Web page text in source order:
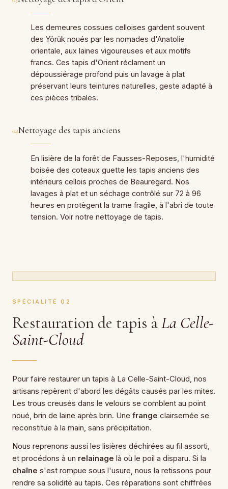
Les demeures cossues celloises gardent souvent
des Yörük noués par les nomades d'Anatolie
orientale, aux laines vigoureuses et aux motifs
francs. Ces tapis d'Orient réclament un
dépoussiérage profond puis un lavage à plat
préservant leurs teintures naturelles, geste adapté à
ces pièces tribales.
04Nettoyage des tapis anciens
En lisière de la forêt de Fausses-Reposes, l'humidité
boisée des coteaux guette les tapis anciens des
intérieurs cellois proches de Beauregard. Nos
lavages à plat et un séchage contrôlé sur 72 à 96
heures en protègent la trame fragile, à l'abri de toute
tension. Voir notre nettoyage de tapis.
SPÉCIALITÉ 02
Restauration de tapis àLa Celle-
Saint-Cloud
Pour faire restaurer un tapis à La Celle-Saint-Cloud, nos
artisans repèrent d'abord les dégâts causés par les mites.
Les trous creusés dans le velours se comblent au point
noué, brin de laine après brin. Une frange clairsemée se
reconstitue à la main, sans précipitation.
Nous reprenons aussi les lisières déchirées au fil assorti,
et procédons à un relainage là où le poil a disparu. Si la
chaîne s'est rompue sous l'usure, nous la retissons pour
rendre sa solidité au tapis. Ces réparations sont chiffrées